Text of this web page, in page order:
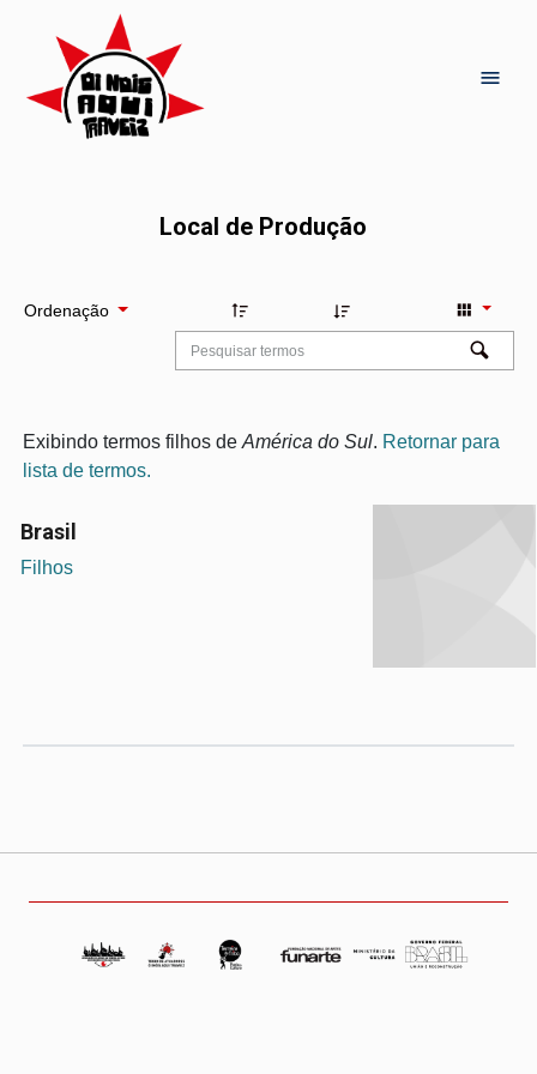
Local de Produção
Ordenação
Exibindo termos filhos de América do Sul. Retornar para
lista de termos.
Brasil
Filhos